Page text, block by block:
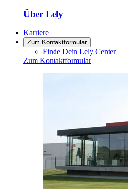
Über Lely
Karriere
Zum Kontaktformular
Finde Dein Lely Center
Zum Kontaktformular